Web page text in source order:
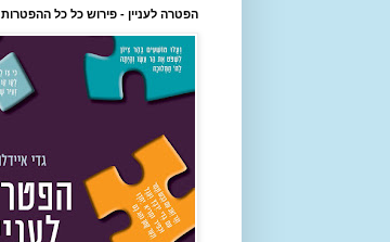
הפטרה לעניין - פירוש כל כל ההפטרות